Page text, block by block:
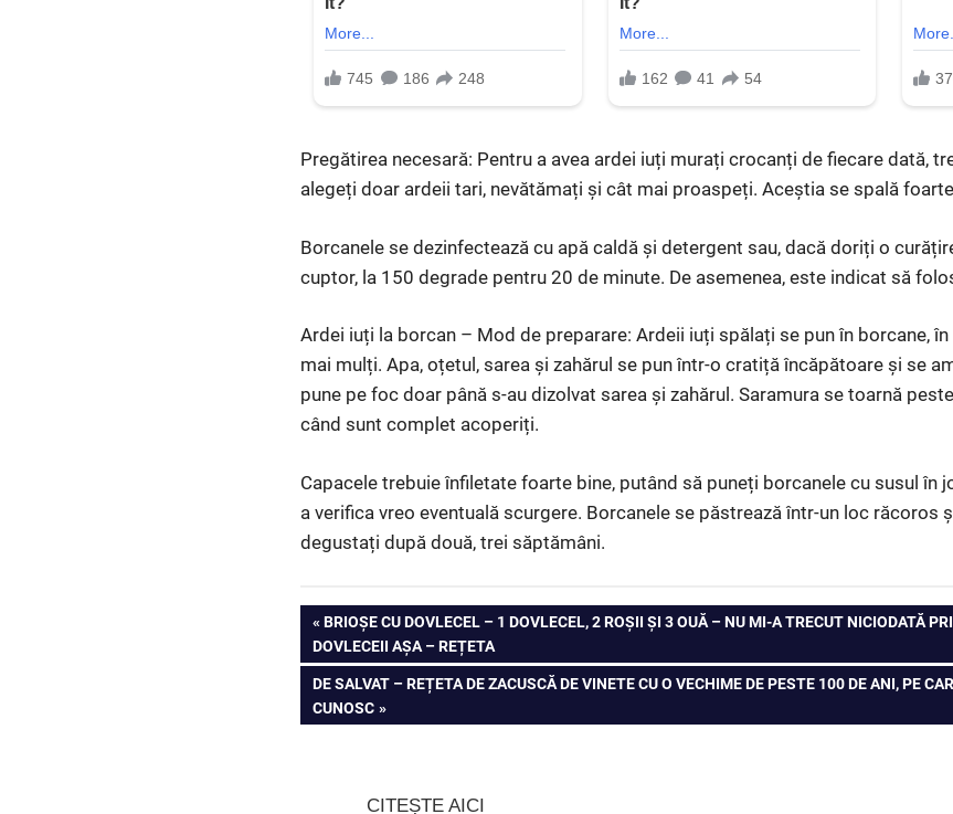
Pregătirea necesară: Pentru a avea ardei iuți murați crocanți de fiecare dată,
alegeți doar ardeii tari, nevătămați și cât mai proaspeți. Aceștia se spală
Borcanele se dezinfectează cu apă caldă și detergent sau, dacă doriți o
cuptor, la 150 degrade pentru 20 de minute. De asemenea, este indicat să
Ardei iuți la borcan – Mod de preparare: Ardeii iuți spălați se pun în borcane,
mai mulți. Apa, oțetul, sarea și zahărul se pun într-o cratiță încăpătoare și se
pune pe foc doar până s-au dizolvat sarea și zahărul. Saramura se toarnă
când sunt complet acoperiți.
Capacele trebuie înfiletate foarte bine, putând să puneți borcanele cu susul în
a verifica vreo eventuală scurgere. Borcanele se păstrează într-un loc răcoros
degustați după două, trei săptămâni.
Navigare
în
articole
PREVIOUS
POST:
BRIOȘE CU DOVLECEL – 1 DOVLECEL, 2 ROȘII ȘI 3 OUĂ – NU MI-A TRECUT NICIODATĂ
DOVLECEII AȘA – REȚETA
NEXT
POST:
DE SALVAT – REȚETA DE ZACUSCĂ DE VINETE CU O VECHIME DE PESTE 100 DE ANI, PE
CUNOSC